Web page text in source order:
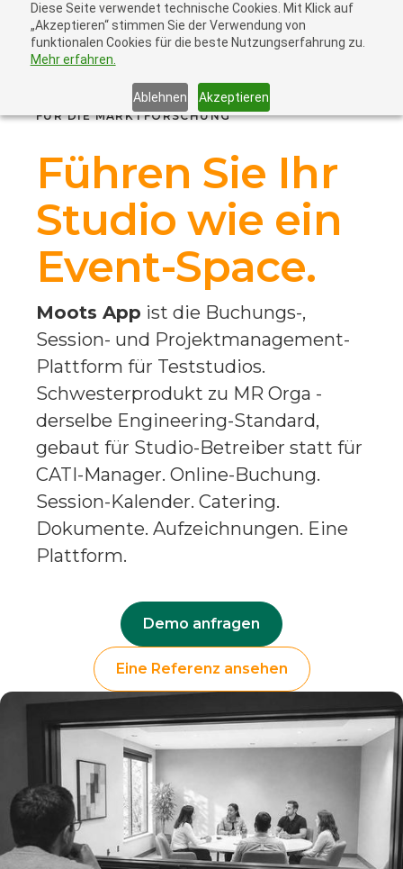
Diese Seite verwendet technische Cookies. Mit Klick auf
„Akzeptieren“ stimmen Sie der Verwendung von
funktionalen Cookies für die beste Nutzungserfahrung zu.
Mehr erfahren.
Ablehnen Akzeptieren
FÜR DIE MARKTFORSCHUNG
Führen Sie Ihr
Studio wie ein
Event-Space.
Moots App ist die Buchungs-,
Session- und Projektmanagement-
Plattform für Teststudios.
Schwesterprodukt zu MR Orga -
derselbe Engineering-Standard,
gebaut für Studio-Betreiber statt für
CATI-Manager. Online-Buchung.
Session-Kalender. Catering.
Dokumente. Aufzeichnungen. Eine
Plattform.
Demo anfragen
Eine Referenz ansehen